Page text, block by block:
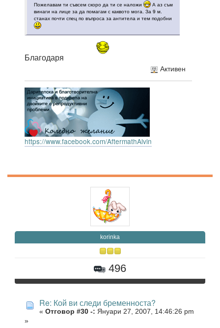
Пожелавам ти съвсем скоро да ти се наложи
А аз съм
винаги на лице за да помагам с каквото мога. За 9 м.
станах почти спец по въпроса за антитела и тем подобни
Благодаря
Активен
https://www.facebook.com/AftermathAlvin
korinka
496
Re: Кой ви следи бременноста?
« Отговор #30 -: Януари 27, 2007, 14:46:26 pm
»